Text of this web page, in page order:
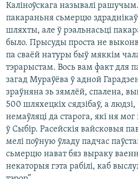
Каліноўскага называлі
пакараньня сьмерцю
шляхты, але ў рэальнасьці
было. Прысуды проста не
па сваёй натуры быў мяккім
тэрарыстам. Вось вам факт для
загад Мураўёва ў адной
зраўняна зь зямлёй, спалена,
500 шляхецкіх сядзібаў, а
немаўляці да старога, які ня
ў Сыбір. Расейскія вайсковыя
мелі поўную ўладу падчас
сьмерцю нават бяз выраку
некаторыя гэта рабілі, каб